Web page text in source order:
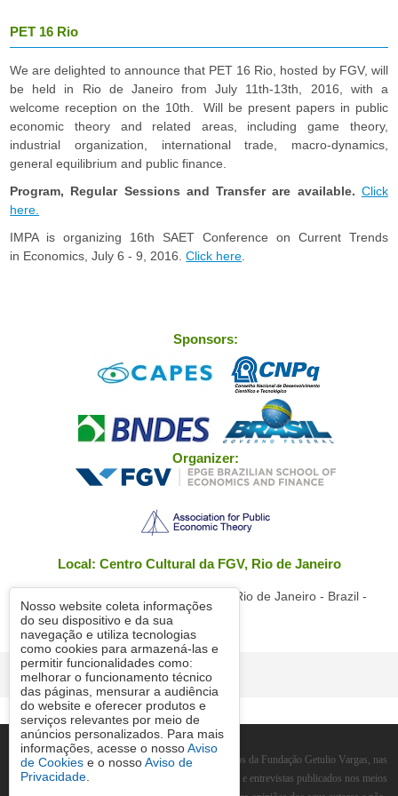
G
V
PET 16 Rio
We are delighted to announce that PET 16 Rio, hosted by FGV, will
be held in Rio de Janeiro from July 11th-13th, 2016, with a
welcome reception on the 10th. Will be present papers in public
economic theory and related areas, including game theory,
industrial organization, international trade, macro-dynamics,
general equilibrium and public finance.
Program, Regular Sessions and Transfer are available. Click
here.
IMPA is organizing 16th SAET Conference on Current Trends
in Economics, July 6 - 9, 2016.Click here.
Sponsors:
Organizer:
Local: Centro Cultural da FGV, Rio de Janeiro
Praia de Botafogo, 190 - Botafogo - Rio de Janeiro - Brazil -
22250-900
© FGV 2026
Nosso website coleta informações
do seu dispositivo e da sua
navegação e utiliza tecnologias
como cookies para armazená-las e
permitir funcionalidades como:
melhorar o funcionamento técnico
das páginas, mensurar a audiência
do website e oferecer produtos e
serviços relevantes por meio de
anúncios personalizados. Para mais
informações, acesse o nossoAviso
de Cookies e o nossoAviso de
Privacidade
As manifestações expressas por integrantes dos quadros da Fundação Getulio Vargas, nas
quais constem a sua identificação como tais, em artigos e entrevistas publicados nos meios